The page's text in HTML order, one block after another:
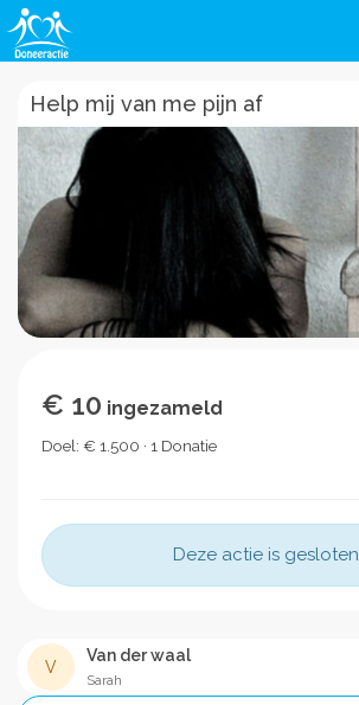
Help mij van me pijn af
€ 10 ingezameld
Doel: € 1.500 · 1 Donatie
Deze actie is gesloten
V
Van der waal
Sarah